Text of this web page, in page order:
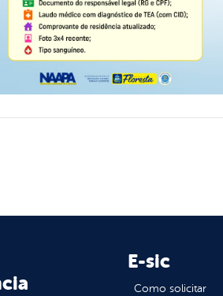
E-sic
Como solicitar